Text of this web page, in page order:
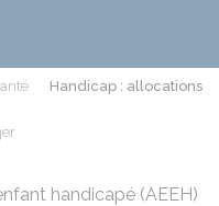
Handicap : allocations
handicapé (AEEH)